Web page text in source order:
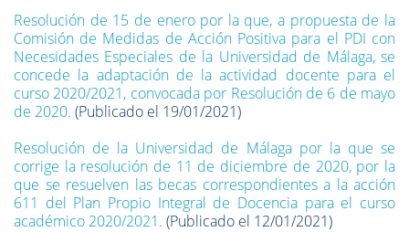
Resolución de 15 de enero por la que, a propuesta de la
Comisión de Medidas de Acción Positiva para el PDI con
Necesidades Especiales de la Universidad de Málaga, se
concede la adaptación de la actividad docente para el
curso 2020/2021, convocada por Resolución de 6 de mayo
de 2020. (Publicado el 19/01/2021)
Resolución de la Universidad de Málaga por la que se
corrige la resolución de 11 de diciembre de 2020, por la
que se resuelven las becas correspondientes a la acción
611 del Plan Propio Integral de Docencia para el curso
académico 2020/2021. (Publicado el 12/01/2021)